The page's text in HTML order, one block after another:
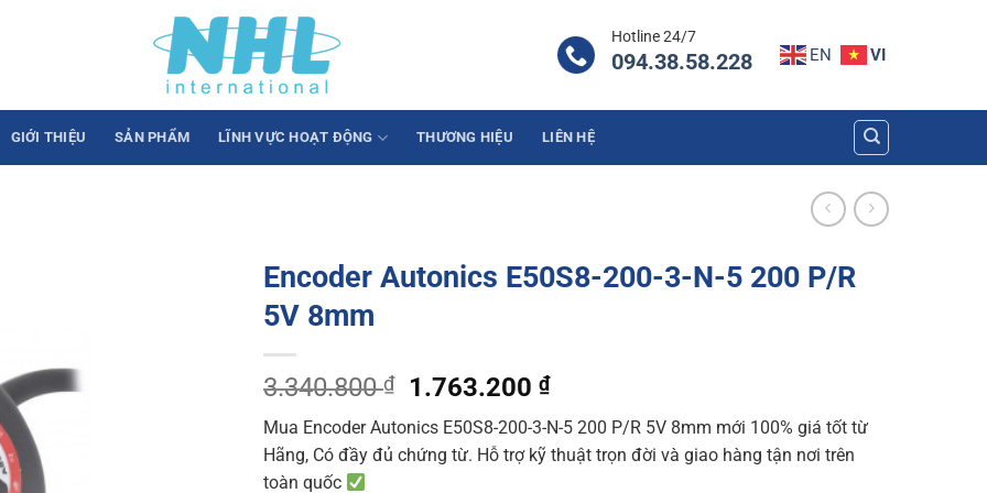
Hotline 24/7
094.38.58.228 EN VI
GIỚI THIỆU SẢN PHẨM LĨNH VỰC HOẠT ĐỘNG THƯƠNG HIỆU LIÊN HỆ
Encoder Autonics E50S8-200-3-N-5 200 P/R
5V 8mm
3.340.800₫
Original
price
was:
3.340.800 ₫.
1.763.200₫Current
price
is:
1.763.200 ₫.
Mua Encoder Autonics E50S8-200-3-N-5 200 P/R 5V 8mm mới 100% giá tốt từ
Hãng, Có đầy đủ chứng từ. Hỗ trợ kỹ thuật trọn đời và giao hàng tận nơi trên
toàn quốc